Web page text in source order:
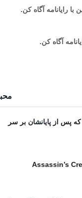
با رایانامه آگاه کن.
آگاه کن.
پس از پایانشان بر سر